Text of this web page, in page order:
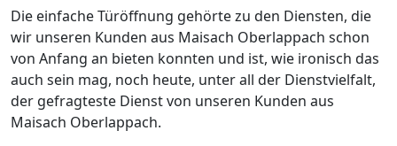
Die einfache Türöffnung gehörte zu den Diensten, die
wir unseren Kunden aus Maisach Oberlappach schon
von Anfang an bieten konnten und ist, wie ironisch das
auch sein mag, noch heute, unter all der Dienstvielfalt,
der gefragteste Dienst von unseren Kunden aus
Maisach Oberlappach.